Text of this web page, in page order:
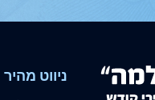
ניווט מהיר